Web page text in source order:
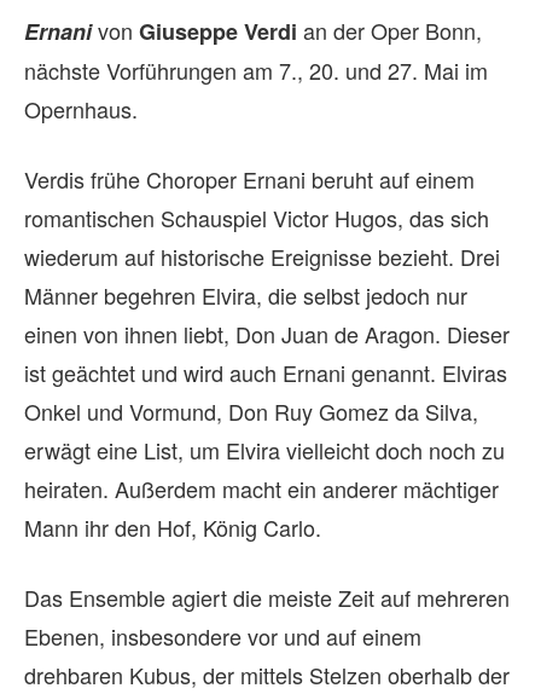
Ernanivon Giuseppe Verdi an der Oper Bonn,
nächste Vorführungen am 7., 20. und 27. Mai im
Opernhaus.
Verdis frühe Choroper Ernani beruht auf einem
romantischen Schauspiel Victor Hugos, das sich
wiederum auf historische Ereignisse bezieht. Drei
Männer begehren Elvira, die selbst jedoch nur
einen von ihnen liebt, Don Juan de Aragon. Dieser
ist geächtet und wird auch Ernani genannt. Elviras
Onkel und Vormund, Don Ruy Gomez da Silva,
erwägt eine List, um Elvira vielleicht doch noch zu
heiraten. Außerdem macht ein anderer mächtiger
Mann ihr den Hof, König Carlo.
Das Ensemble agiert die meiste Zeit auf mehreren
Ebenen, insbesondere vor und auf einem
drehbaren Kubus, der mittels Stelzen oberhalb der